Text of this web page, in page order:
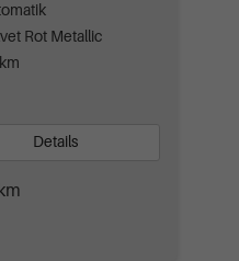
Rot Metallic
Details